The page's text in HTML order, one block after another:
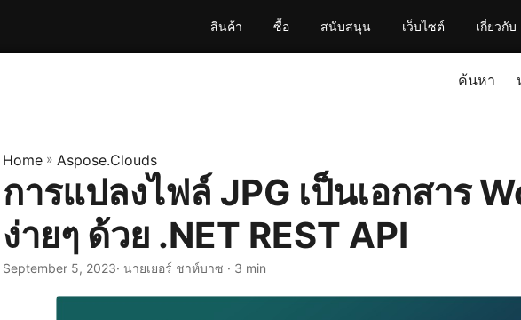
สินค้า ซื้อ สนับสนุน เว็บไซต์ เกี่ยวกับ
ค้นหา
Home » Aspose.Clouds
การแปลงไฟล์ JPG เป็นเอกสาร
ง่ายๆ ด้วย .NET REST API
September 5, 2023· นายเยอร์ ชาห์บาซ · 3 min